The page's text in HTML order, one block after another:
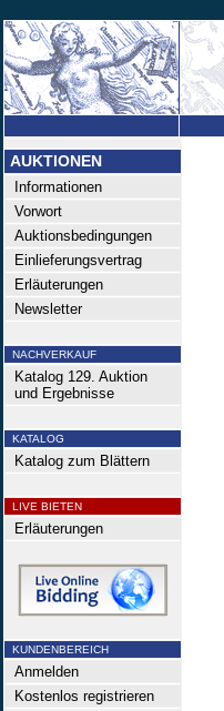
AUKTIONEN
Informationen
Vorwort
Auktionsbedingungen
Einlieferungsvertrag
Erläuterungen
Newsletter
NACHVERKAUF
Katalog 129. Auktion
und Ergebnisse
KATALOG
Katalog zum Blättern
LIVE BIETEN
Erläuterungen
KUNDENBEREICH
Anmelden
Kostenlos registrieren